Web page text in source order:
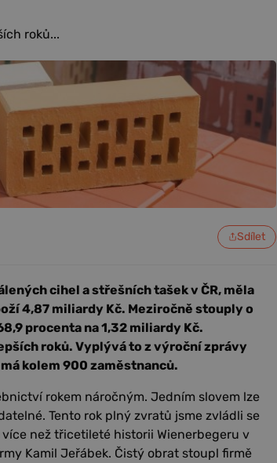
roků...
Sdílet
cihel a střešních tašek v ČR, měla
4,87 miliardy Kč. Meziročně stouply o
procenta na 1,32 miliardy Kč.
roků. Vyplývá to z výroční zprávy
kolem 900 zaměstnanců.
rokem náročným. Jedním slovem lze
Tento rok plný zvratů jsme zvládli se
než třicetileté historii Wienerbegeru v
Kamil Jeřábek. Čistý obrat stoupl firmě